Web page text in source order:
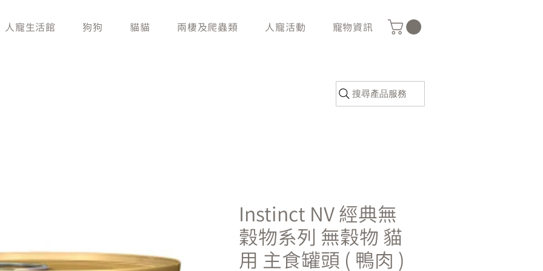
人寵生活館 狗狗 貓貓 兩棲及爬蟲類 人寵活動 寵物資訊
搜尋產品服務
Instinct NV 經典無
穀物系列 無穀物 貓
用 主食罐頭 ( 鴨肉 )